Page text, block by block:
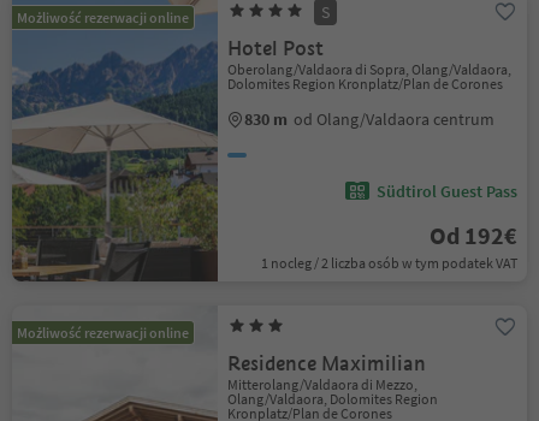
Możliwość rezerwacji online S
Hotel Post
Oberolang/Valdaora di Sopra, Olang/Valdaora,
Dolomites Region Kronplatz/Plan de Corones
830 m od Olang/Valdaora centrum
Südtirol Guest Pass
Od 192€
1 nocleg / 2 liczba osób w tym podatek VAT
Możliwość rezerwacji online
Residence Maximilian
Mitterolang/Valdaora di Mezzo,
Olang/Valdaora, Dolomites Region
Kronplatz/Plan de Corones